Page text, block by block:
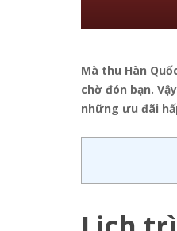
Mà thu Hàn
chờ đón bạn.
những ưu đãi